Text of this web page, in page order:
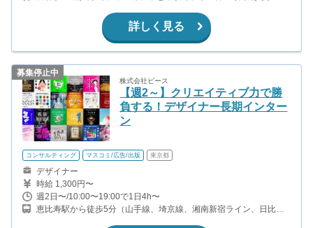
詳しく見る
募集停止中
株式会社ピース
【週2～】クリエイティブ力で勝
負する！デザイナー長期インター
ン
コンサルティング マスコミ/広告/出版 東京都
デザイナー
時給 1,300円〜
週2日〜/10:00〜19:00で1日4h〜
恵比寿駅から徒歩5分（山手線、埼京線、湘南新宿ライン、日比谷